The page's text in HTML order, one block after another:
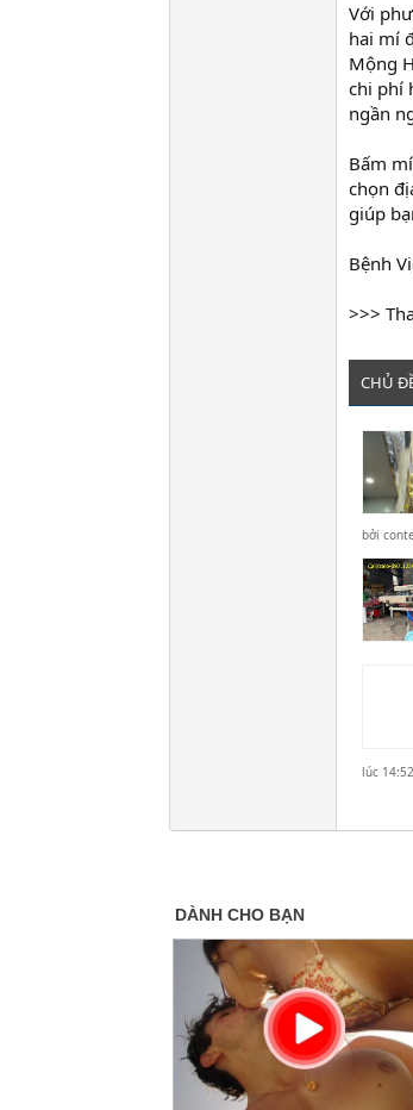
Với
hai mí
Mộng
chi phí
ngần
Bấm
chọn
giúp
Bệnh
>>>
CHỦ
bởi
lúc 14:52